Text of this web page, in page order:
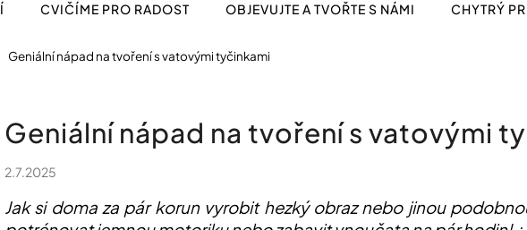
CVIČÍME PRO RADOST OBJEVUJTE A TVOŘTE S NÁMI CHYTRÝ
Geniální nápad na tvoření s vatovými tyčinkami
Geniální nápad na tvoření s vatovými
2.7.2025
Jak si doma za pár korun vyrobit hezký obraz nebo jinou